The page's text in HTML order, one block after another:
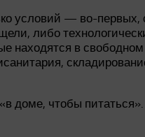
условий — во-
либо
находятся в
доме, чтобы